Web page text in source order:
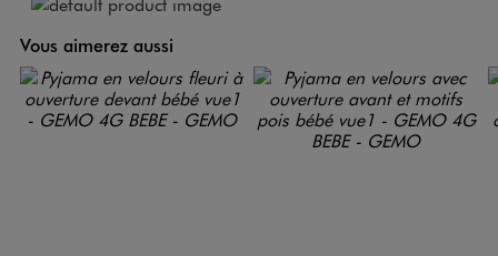
Vous aimerez aussi